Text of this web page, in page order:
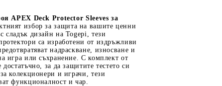
APEX Deck Protector Sleeves за
избор за защита на вашите ценни
сладък дизайн на Togepi, тези
са изработени от издръжливи
надраскване, износване и
игра или съхранение. С комплект от
за да защитите тестето си
колекционери и играчи, тези
функционалност и чар.